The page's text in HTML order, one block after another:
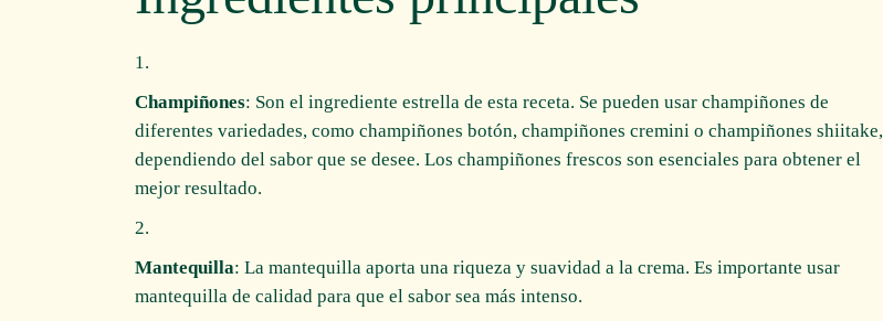
Champiñones: Son el ingrediente estrella de esta receta. Se pueden usar champiñones de
diferentes variedades, como champiñones botón, champiñones cremini o champiñones shiitake,
dependiendo del sabor que se desee. Los champiñones frescos son esenciales para obtener el
mejor resultado.
Mantequilla: La mantequilla aporta una riqueza y suavidad a la crema. Es importante usar
mantequilla de calidad para que el sabor sea más intenso.